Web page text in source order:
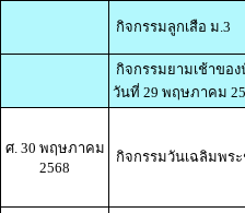
กิจกรรมลูกเสือ ม.3
กิจกรรมยามเช้าขอ
วันที่ 29 พฤษภาคม
ศ. 30 พฤษภาคม
2568
กิจกรรมวันเฉลิมพร